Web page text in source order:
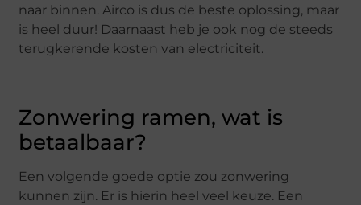
naar binnen. Airco is dus de beste oplossing, maar
is heel duur! Daarnaast heb je ook nog de steeds
terugkerende kosten van electriciteit.
Zonwering ramen, wat is
betaalbaar?
Een volgende goede optie zou zonwering
kunnen zijn. Er is hierin heel veel keuze. Een